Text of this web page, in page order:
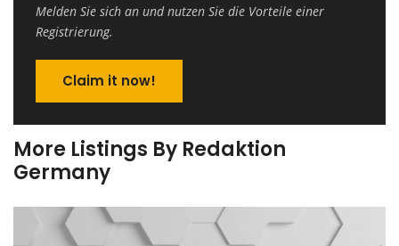
Melden Sie sich an und nutzen Sie die Vorteile einer
Registrierung.
Claim it now!
More Listings By Redaktion
Germany